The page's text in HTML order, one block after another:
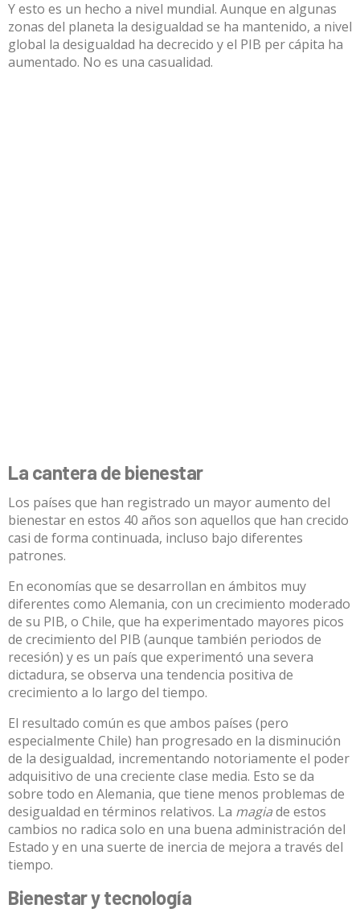
Y esto es un hecho a nivel mundial. Aunque en algunas
zonas del planeta la desigualdad se ha mantenido, a nivel
global la desigualdad ha decrecido y el PIB per cápita ha
aumentado. No es una casualidad.
La cantera de bienestar
Los países que han registrado un mayor aumento del
bienestar en estos 40 años son aquellos que han crecido
casi de forma continuada, incluso bajo diferentes
patrones.
En economías que se desarrollan en ámbitos muy
diferentes como Alemania, con un crecimiento moderado
de su PIB, o Chile, que ha experimentado mayores picos
de crecimiento del PIB (aunque también periodos de
recesión) y es un país que experimentó una severa
dictadura, se observa una tendencia positiva de
crecimiento a lo largo del tiempo.
El resultado común es que ambos países (pero
especialmente Chile) han progresado en la disminución
de la desigualdad, incrementando notoriamente el poder
adquisitivo de una creciente clase media. Esto se da
sobre todo en Alemania, que tiene menos problemas de
desigualdad en términos relativos. La magiade estos
cambios no radica solo en una buena administración del
Estado y en una suerte de inercia de mejora a través del
tiempo.
Bienestar y tecnología